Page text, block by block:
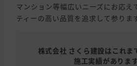
マンション等幅広いニーズにお応え
ティーの高い品質を追求して参りま
株式会社 さくら建設はこれま
施工実績があります